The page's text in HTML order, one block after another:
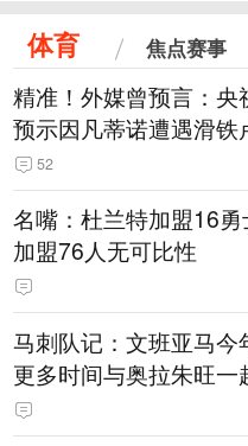
体育 焦点赛事
精准！外媒曾预言：央
预示因凡蒂诺遭遇滑铁
52
名嘴：杜兰特加盟16
加盟76人无可比性
马刺队记：文班亚马今
更多时间与奥拉朱旺一